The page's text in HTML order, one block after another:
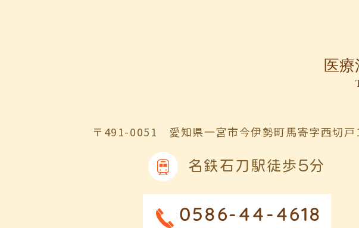
〒491-0051 愛知県一宮市今伊勢町馬寄字西切
名鉄石刀駅徒歩5分
0586-44-4618